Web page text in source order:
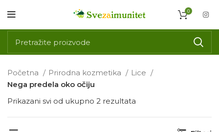
0
Početna Prirodna kozmetika
Lice
Nega predela oko očiju
Prikazani svi od ukupno 2 rezultata